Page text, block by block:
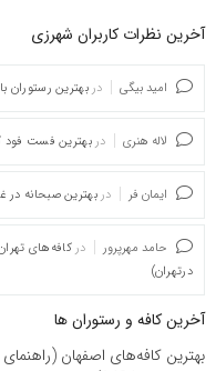
آخرین نظرات کاربران شهرزی
امید بیگی در بهترین رستوران با
لاله هنری در بهترین فست فود کیش ( 7 فست
ایمان فر در بهترین صبحانه در غرب تهران (9
حامد مهرپرور در
درتهران)
آخرین کافه و رستوران ها
بهترین کافه‌های اصفهان